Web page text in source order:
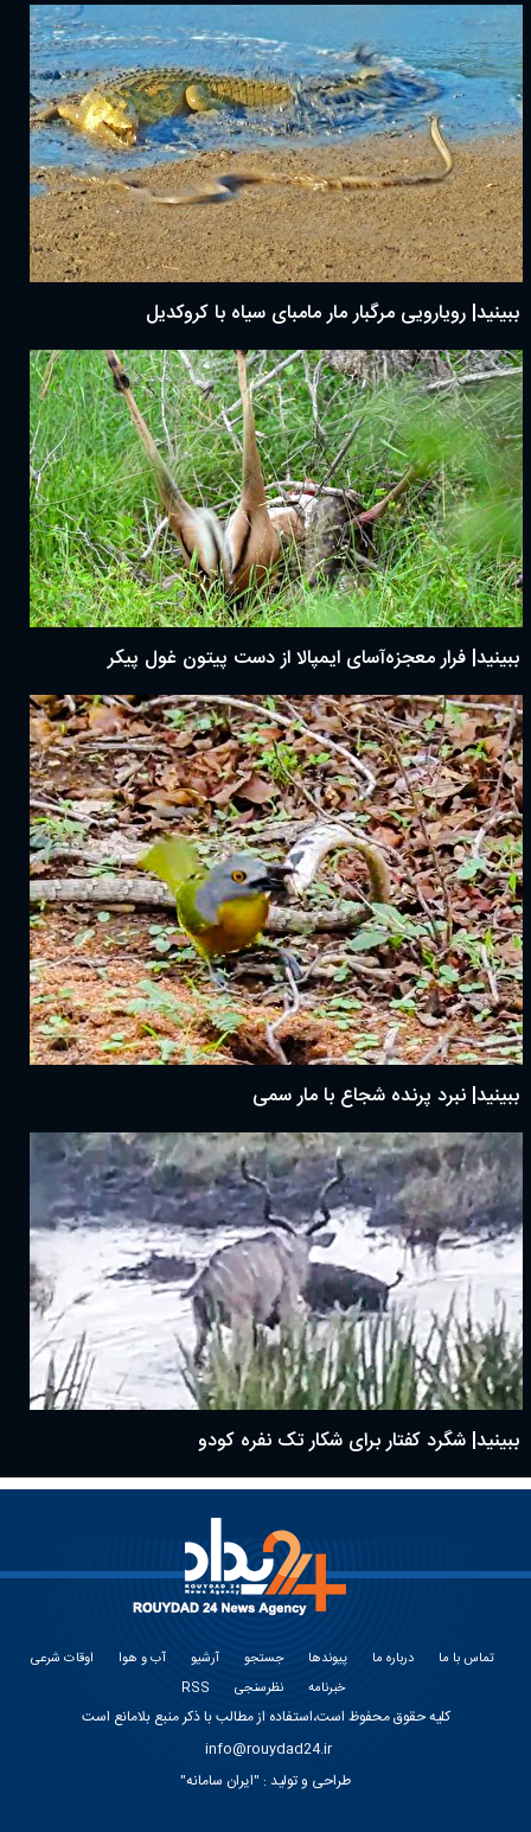
ببینید| رویارویی مرگبار مار مامبای سیاه با کروکدیل
ببینید| فرار معجزه‌آسای ایمپالا از دست پیتون غول پیکر
ببینید| نبرد پرنده شجاع با مار سمی
ببینید| شگرد کفتار برای شکار تک نفره کودو
تماس با ما درباره ما پیوندها جستجو آرشیو آب و هوا
اوقات شرعی
خبرنامه
نظرسنجی RSS
کلیه حقوق محفوظ است،استفاده از مطالب با ذکر منبع بلامانع است
info@rouydad24.ir
طراحی و تولید : "ایران سامانه"